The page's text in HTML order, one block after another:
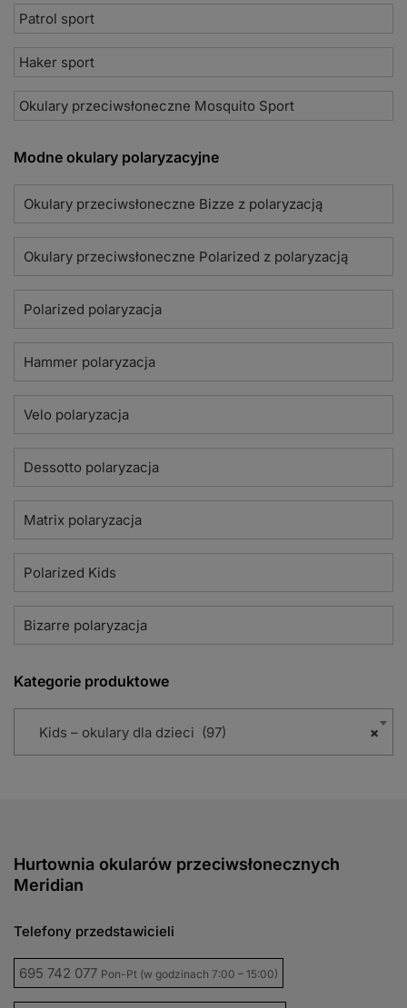
Patrol sport
Haker sport
Okulary przeciwsłoneczne Mosquito Sport
Modne okulary polaryzacyjne
Okulary przeciwsłoneczne Bizze z polaryzacją
Okulary przeciwsłoneczne Polarized z polaryzacją
Polarized polaryzacja
Hammer polaryzacja
Velo polaryzacja
Dessotto polaryzacja
Matrix polaryzacja
Polarized Kids
Bizarre polaryzacja
Kategorie produktowe
×
Kids – okulary dla dzieci (97)
Hurtownia okularów przeciwsłonecznych
Meridian
Telefony przedstawicieli
695 742 077 Pon-Pt (w godzinach 7:00 – 15:00)